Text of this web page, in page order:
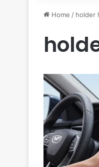
Home / holder